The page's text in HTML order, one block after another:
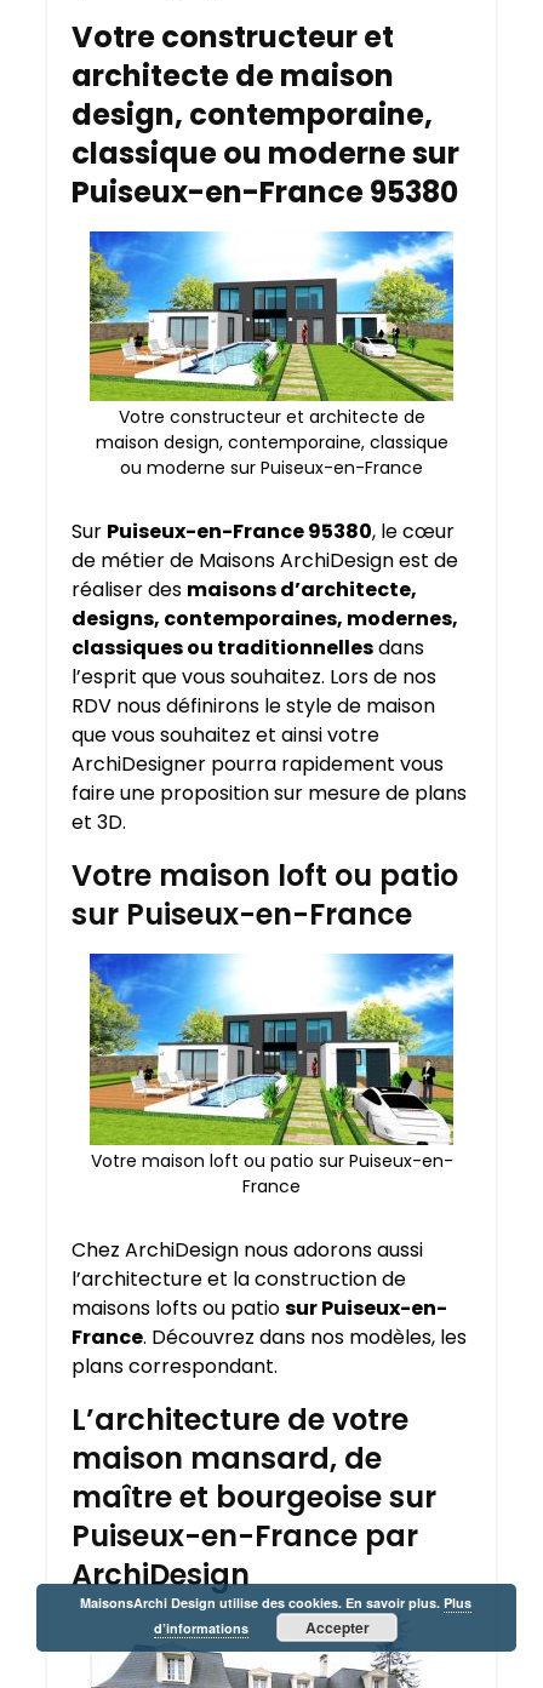
Votre constructeur et
architecte de maison
design, contemporaine,
classique ou moderne sur
Puiseux-en-France 95380
Votre constructeur et architecte de
maison design, contemporaine, classique
ou moderne sur Puiseux-en-France
Sur Puiseux-en-France 95380, le cœur
de métier de Maisons ArchiDesign est de
réaliser des maisons d’architecte,
designs, contemporaines, modernes,
classiques ou traditionnellesdans
l’esprit que vous souhaitez. Lors de nos
RDV nous définirons le style de maison
que vous souhaitez et ainsi votre
ArchiDesigner pourra rapidement vous
faire une proposition sur mesure de plans
et 3D.
Votre maison loft ou patio
sur Puiseux-en-France
Votre maison loft ou patio sur Puiseux-en-
France
Chez ArchiDesign nous adorons aussi
l’architecture et la construction de
maisons lofts ou patiosur Puiseux-en-
France. Découvrez dans nos modèles, les
plans correspondant.
L’architecture de votre
maison mansard, de
maître et bourgeoise sur
Puiseux-en-France par
ArchiDesign
MaisonsArchi Design utilise des cookies. En savoir plus.Plus
d’informations
Accepter